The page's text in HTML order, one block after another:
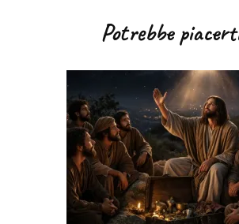
articoliPotrebbe